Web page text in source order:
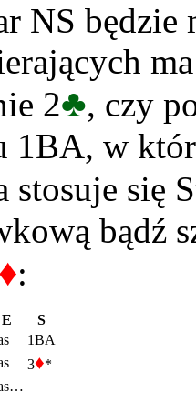
NS będzie
2♣, czy
1BA, w
stosuje się
bądź
♦:
E
S
1BA
3♦*